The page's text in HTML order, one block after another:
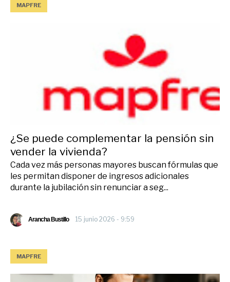
MAPFRE
¿Se puede complementar la pensión sin
vender la vivienda?
Cada vez más personas mayores buscan fórmulas que
les permitan disponer de ingresos adicionales
durante la jubilación sin renunciar a seg...
Arancha Bustillo 15 junio 2026 - 9:59
MAPFRE